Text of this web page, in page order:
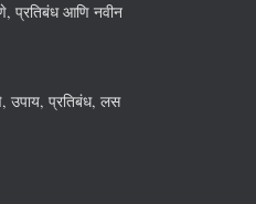
प्रतिबंध आणि नवीन
उपाय, प्रतिबंध, लस